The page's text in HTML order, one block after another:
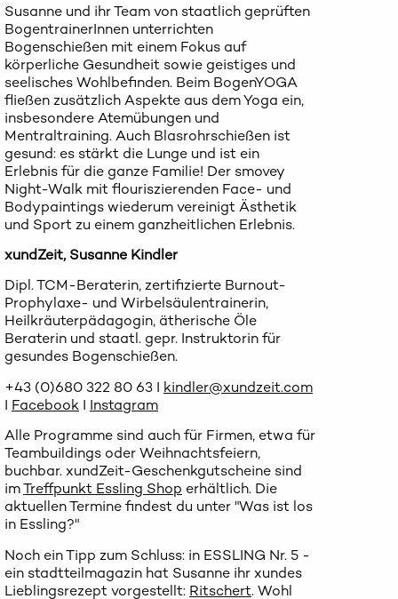
Susanne und ihr Team von staatlich geprüften
BogentrainerInnen unterrichten
Bogenschießen mit einem Fokus auf
körperliche Gesundheit sowie geistiges und
seelisches Wohlbefinden. Beim BogenYOGA
fließen zusätzlich Aspekte aus dem Yoga ein,
insbesondere Atemübungen und
Mentraltraining. Auch Blasrohrschießen ist
gesund: es stärkt die Lunge und ist ein
Erlebnis für die ganze Familie! Der smovey
Night-Walk mit flouriszierenden Face- und
Bodypaintings wiederum vereinigt Ästhetik
und Sport zu einem ganzheitlichen Erlebnis.
xundZeit, Susanne Kindler
Dipl. TCM-Beraterin, zertifizierte Burnout-
Prophylaxe- und Wirbelsäulentrainerin,
Heilkräuterpädagogin, ätherische Öle
Beraterin und staatl. gepr. Instruktorin für
gesundes Bogenschießen.
+43 (0)680 322 80 63 I kindler@xundzeit.com
I Facebook I Instagram
Alle Programme sind auch für Firmen, etwa für
Teambuildings oder Weihnachtsfeiern,
buchbar. xundZeit-Geschenkgutscheine sind
imTreffpunkt Essling Shop erhältlich. Die
aktuellen Termine findest du unter "Was ist los
in Essling?"
Noch ein Tipp zum Schluss: in ESSLING Nr. 5 -
ein stadtteilmagazin hat Susanne ihr xundes
Lieblingsrezept vorgestellt: Ritschert. Wohl